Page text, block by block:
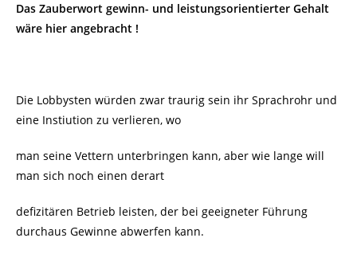
Das Zauberwort gewinn- und leistungsorientierter Gehalt
wäre hier angebracht !
Die Lobbysten würden zwar traurig sein ihr Sprachrohr und
eine Instiution zu verlieren, wo
man seine Vettern unterbringen kann, aber wie lange will
man sich noch einen derart
defizitären Betrieb leisten, der bei geeigneter Führung
durchaus Gewinne abwerfen kann.